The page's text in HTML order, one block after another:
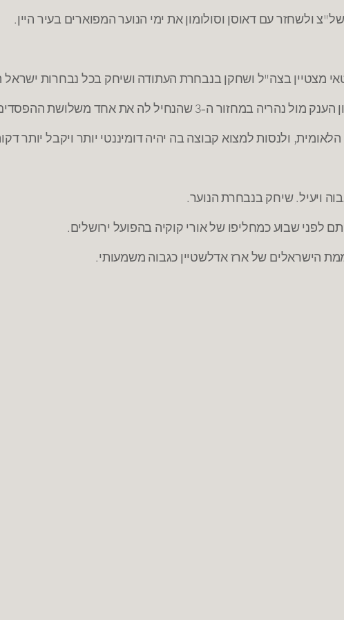
ולשחזר עם דאוסן וסולומון את ימי הנוער המפוארים בעיר היין.
מצטיין בצה"ל ושחקן בנבחרת העתודה ושיחק בכל נבחרות ישראל
ולנסות למצוא קבוצה בה יהיה דומיננטי יותר ויקבל יותר
ויעיל. שיחק בנבחרת הנוער.
הישראלים של ארז אדלשטיין כגבוה משמעותי.